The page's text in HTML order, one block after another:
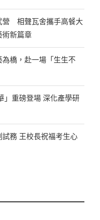
營 相聲瓦舍攜手高餐大
術新篇章
橋，赴一場「生生不
」重磅登場 深化產學研
務 王校長祝福考生心